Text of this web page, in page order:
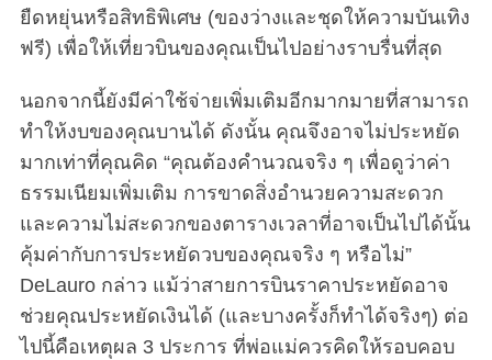
ยืดหยุ่นหรือสิทธิพิเศษ (ของว่างและชุดให้ความบันเทิง
ฟรี) เพื่อให้เที่ยวบินของคุณเป็นไปอย่างราบรื่นที่สุด
นอกจากนี้ยังมีค่าใช้จ่ายเพิ่มเติมอีกมากมายที่สามารถ
ทำให้งบของคุณบานได้ ดังนั้น คุณจึงอาจไม่ประหยัด
มากเท่าที่คุณคิด “คุณต้องคำนวณจริง ๆ เพื่อดูว่าค่า
ธรรมเนียมเพิ่มเติม การขาดสิ่งอำนวยความสะดวก
และความไม่สะดวกของตารางเวลาที่อาจเป็นไปได้นั้น
คุ้มค่ากับการประหยัดวบของคุณจริง ๆ หรือไม่”
DeLauro กล่าว แม้ว่าสายการบินราคาประหยัดอาจ
ช่วยคุณประหยัดเงินได้ (และบางครั้งก็ทำได้จริงๆ) ต่อ
ไปนี้คือเหตุผล 3 ประการ ที่พ่อแม่ควรคิดให้รอบคอบ